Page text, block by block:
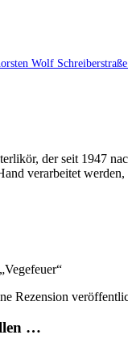
Wolf
der seit 1947
verarbeitet
Rezension
…